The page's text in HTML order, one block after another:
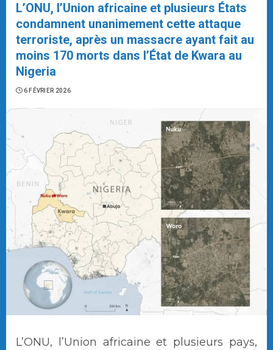
L’ONU, l’Union africaine et plusieurs États
condamnent unanimement cette attaque
terroriste, après un massacre ayant fait au
moins 170 morts dans l’État de Kwara au
Nigeria
6 FÉVRIER 2026
L’ONU, l’Union africaine et plusieurs pays,